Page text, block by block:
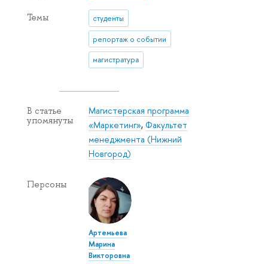
Темы студенты
репортаж о событии
магистратура
В статье
упомянуты
Магистерская программа
«Маркетинг»,Факультет
менеджмента (Нижний
Новгород)
Персоны
Артемьева
Марина
Викторовна